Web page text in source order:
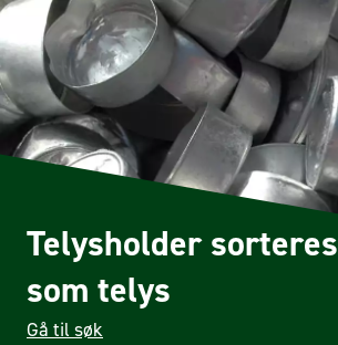
Telysholder sorteres
som telys
Gå til søk